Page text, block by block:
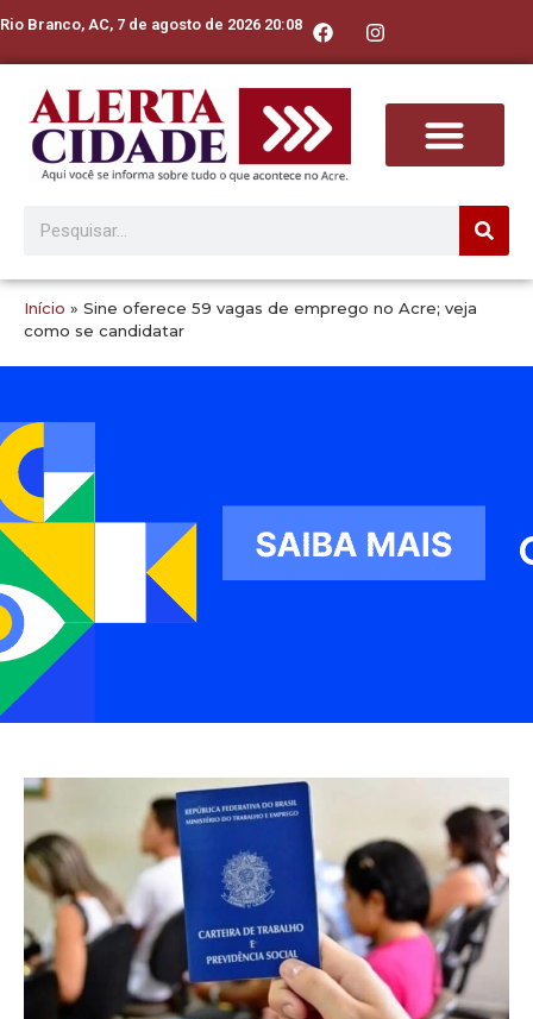
Rio Branco, AC, 7 de agosto de 2026 20:08
Início » Sine oferece 59 vagas de emprego no Acre; veja
como se candidatar